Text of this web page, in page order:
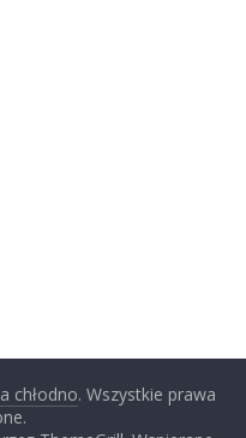
chłodno. Wszystkie prawa